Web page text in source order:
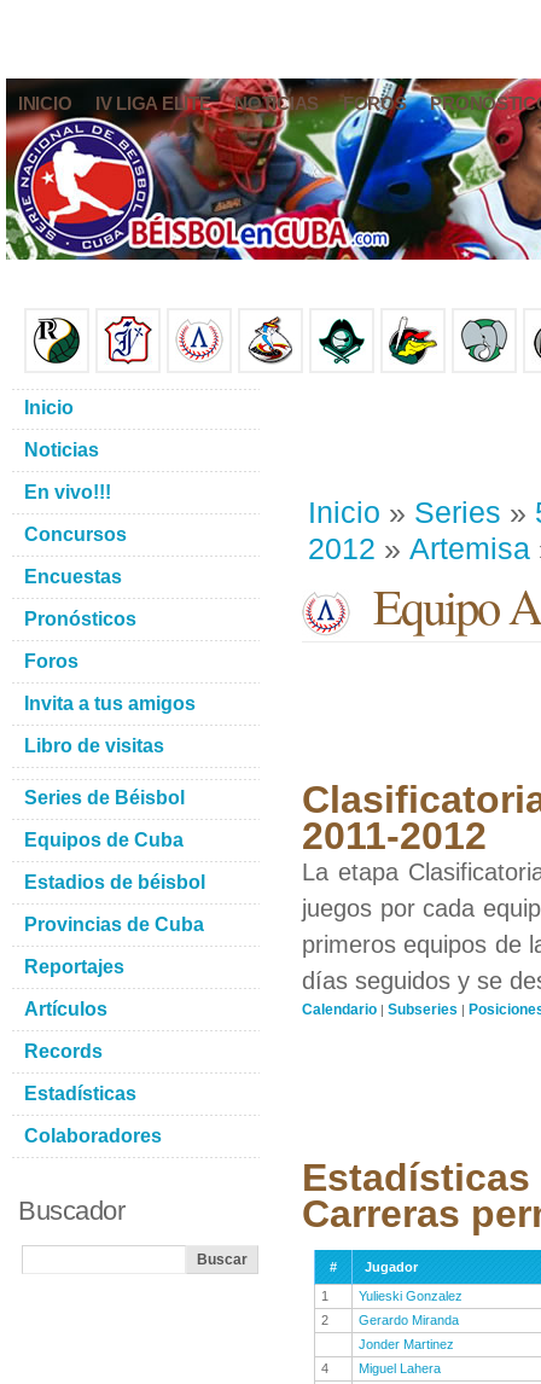
INICIO IV LIGA ELITE NOTICIAS FOROS
Inicio » Series »
2012 » Artemisa
Equipo
2011-2012
La etapa
juegos por cada
primeros equipos de
días seguidos y se
Calendario | Subseries |
Carreras
#
Jugador
1
Yulieski Gonzalez
2
Gerardo Miranda
Jonder Martinez
4
Miguel Lahera
Inicio
Noticias
En vivo!!!
Concursos
Encuestas
Pronósticos
Foros
Invita a tus amigos
Libro de visitas
Series de Béisbol
Equipos de Cuba
Estadios de béisbol
Provincias de Cuba
Reportajes
Artículos
Records
Estadísticas
Colaboradores
Buscador